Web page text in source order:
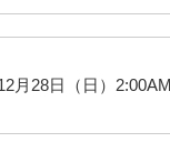
月28日（日）